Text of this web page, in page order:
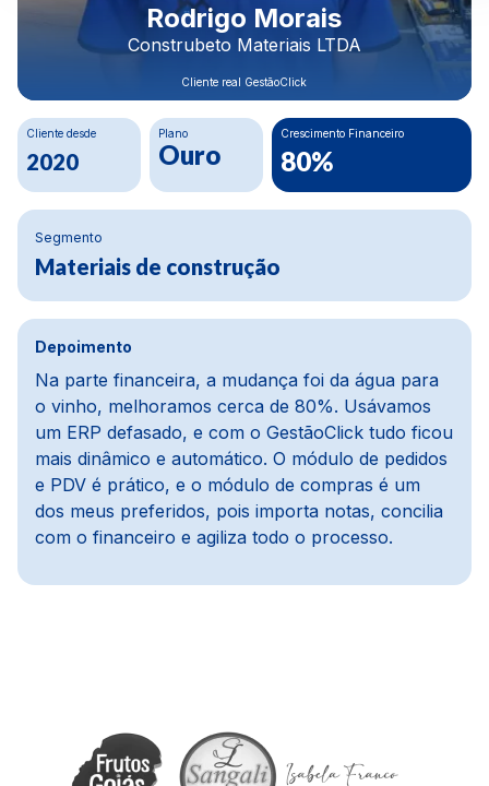
Rodrigo Morais
Construbeto Materiais LTDA
Cliente real GestãoClick
Cliente desde
2020
Plano
Ouro
Crescimento Financeiro
80%
Segmento
Materiais de construção
Depoimento
Na parte financeira, a mudança foi da água para
o vinho, melhoramos cerca de 80%. Usávamos
um ERP defasado, e com o GestãoClick tudo ficou
mais dinâmico e automático. O módulo de pedidos
e PDV é prático, e o módulo de compras é um
dos meus preferidos, pois importa notas, concilia
com o financeiro e agiliza todo o processo.